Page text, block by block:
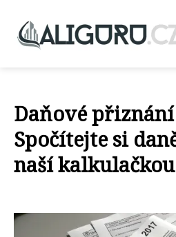
Daňové přiznání
Spočítejte si
naší kalkulačkou